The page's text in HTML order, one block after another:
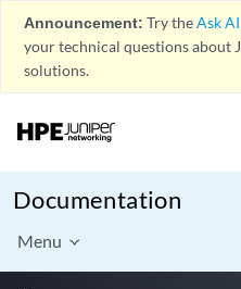
Announcement: Try theAsk
your technical questions about
solutions.
Documentation
Menu